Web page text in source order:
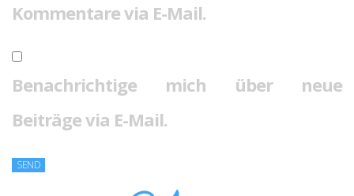
Kommentare via E-Mail.
Benachrichtige mich über neue
Beiträge via E-Mail.